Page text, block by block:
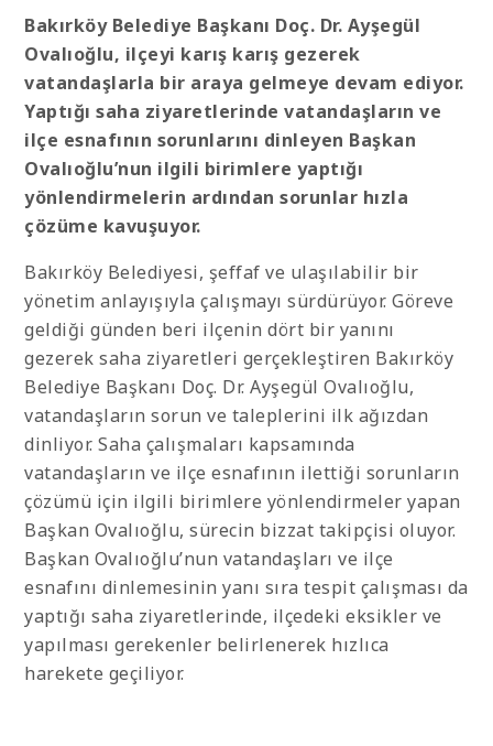
Bakırköy Belediye Başkanı Doç. Dr. Ayşegül
Ovalıoğlu, ilçeyi karış karış gezerek
vatandaşlarla bir araya gelmeye devam ediyor.
Yaptığı saha ziyaretlerinde vatandaşların ve
ilçe esnafının sorunlarını dinleyen Başkan
Ovalıoğlu’nun ilgili birimlere yaptığı
yönlendirmelerin ardından sorunlar hızla
çözüme kavuşuyor.
Bakırköy Belediyesi, şeffaf ve ulaşılabilir bir
yönetim anlayışıyla çalışmayı sürdürüyor. Göreve
geldiği günden beri ilçenin dört bir yanını
gezerek saha ziyaretleri gerçekleştiren Bakırköy
Belediye Başkanı Doç. Dr. Ayşegül Ovalıoğlu,
vatandaşların sorun ve taleplerini ilk ağızdan
dinliyor. Saha çalışmaları kapsamında
vatandaşların ve ilçe esnafının ilettiği sorunların
çözümü için ilgili birimlere yönlendirmeler yapan
Başkan Ovalıoğlu, sürecin bizzat takipçisi oluyor.
Başkan Ovalıoğlu’nun vatandaşları ve ilçe
esnafını dinlemesinin yanı sıra tespit çalışması da
yaptığı saha ziyaretlerinde, ilçedeki eksikler ve
yapılması gerekenler belirlenerek hızlıca
harekete geçiliyor.